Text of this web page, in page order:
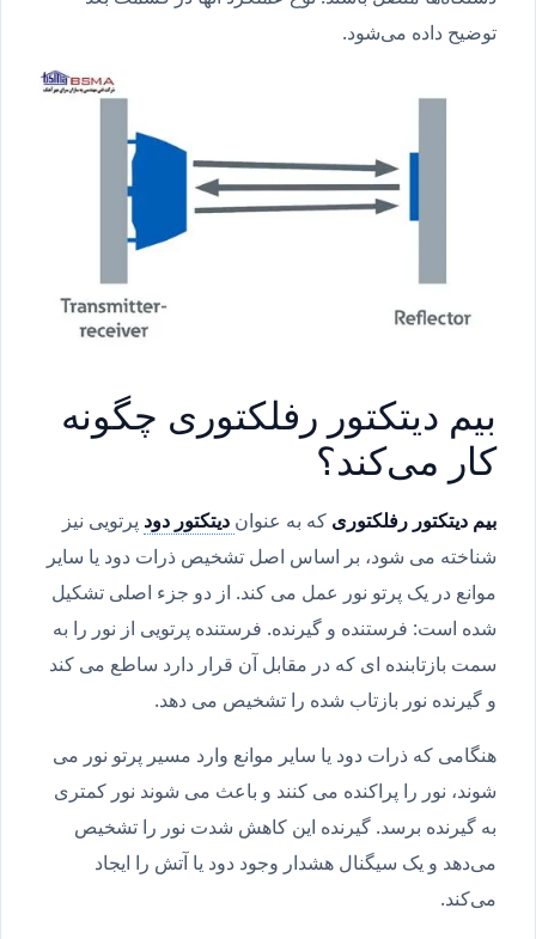
توضیح داده می‌شود.
بیم دیتکتور رفلکتوری چگونه
کار می‌کند؟
بیم دیتکتور رفلکتوریکه به عنواندیتکتور دودپرتویی نیز
شناخته می شود، بر اساس اصل تشخیص ذرات دود یا سایر
موانع در یک پرتو نور عمل می کند. از دو جزء اصلی تشکیل
شده است: فرستنده و گیرنده. فرستنده پرتویی از نور را به
سمت بازتابنده ای که در مقابل آن قرار دارد ساطع می کند
و گیرنده نور بازتاب شده را تشخیص می دهد.
هنگامی که ذرات دود یا سایر موانع وارد مسیر پرتو نور می
شوند، نور را پراکنده می کنند و باعث می شوند نور کمتری
به گیرنده برسد. گیرنده این کاهش شدت نور را تشخیص
می‌دهد و یک سیگنال هشدار وجود دود یا آتش را ایجاد
می‌کند.